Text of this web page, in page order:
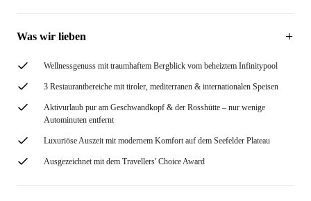
Was wir lieben
Wellnessgenuss mit traumhaftem Bergblick vom beheiztem Infinitypool
3 Restaurantbereiche mit tiroler, mediterranen & internationalen Speisen
Aktivurlaub pur am Geschwandkopf & der Rosshütte – nur wenige
Autominuten entfernt
Luxuriöse Auszeit mit modernem Komfort auf dem Seefelder Plateau
Ausgezeichnet mit dem Travellers' Choice Award